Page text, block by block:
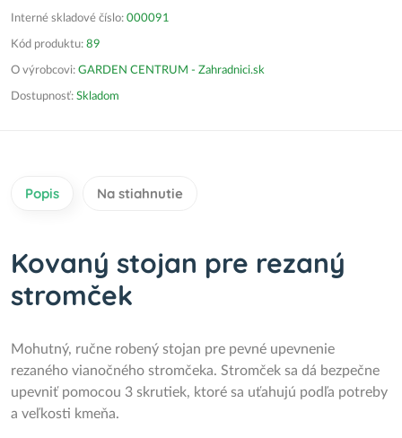
Interné skladové číslo: 000091
Kód produktu: 89
O výrobcovi: GARDEN CENTRUM - Zahradnici.sk
Dostupnosť: Skladom
Popis Na stiahnutie
Kovaný stojan pre rezaný
stromček
Mohutný, ručne robený stojan pre pevné upevnenie
rezaného vianočného stromčeka. Stromček sa dá bezpečne
upevniť pomocou 3 skrutiek, ktoré sa uťahujú podľa potreby
a veľkosti kmeňa.